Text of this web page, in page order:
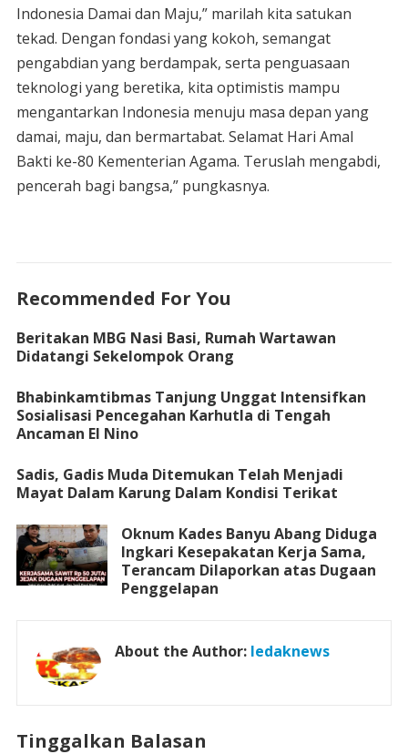
Indonesia Damai dan Maju,” marilah kita satukan
tekad. Dengan fondasi yang kokoh, semangat
pengabdian yang berdampak, serta penguasaan
teknologi yang beretika, kita optimistis mampu
mengantarkan Indonesia menuju masa depan yang
damai, maju, dan bermartabat. Selamat Hari Amal
Bakti ke-80 Kementerian Agama. Teruslah mengabdi,
pencerah bagi bangsa,” pungkasnya.
Recommended For You
Beritakan MBG Nasi Basi, Rumah Wartawan
Didatangi Sekelompok Orang
Bhabinkamtibmas Tanjung Unggat Intensifkan
Sosialisasi Pencegahan Karhutla di Tengah
Ancaman El Nino
Sadis, Gadis Muda Ditemukan Telah Menjadi
Mayat Dalam Karung Dalam Kondisi Terikat
Oknum Kades Banyu Abang Diduga
Ingkari Kesepakatan Kerja Sama,
Terancam Dilaporkan atas Dugaan
Penggelapan
About the Author: ledaknews
Tinggalkan Balasan